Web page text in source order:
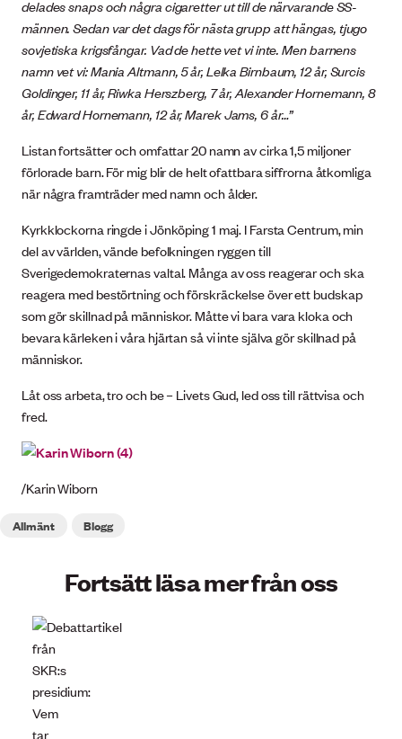
delades snaps och några cigaretter ut till de närvarande SS-
männen. Sedan var det dags för nästa grupp att hängas, tjugo
sovjetiska krigsfångar. Vad de hette vet vi inte. Men barnens
namn vet vi: Mania Altmann, 5 år, Lelka Birnbaum, 12 år, Surcis
Goldinger, 11 år, Riwka Herszberg, 7 år, Alexander Hornemann, 8
år, Edward Hornemann, 12 år, Marek Jams, 6 år…”
Listan fortsätter och omfattar 20 namn av cirka 1,5 miljoner
förlorade barn. För mig blir de helt ofattbara siffrorna åtkomliga
när några framträder med namn och ålder.
Kyrkklockorna ringde i Jönköping 1 maj. I Farsta Centrum, min
del av världen, vände befolkningen ryggen till
Sverigedemokraternas valtal. Många av oss reagerar och ska
reagera med bestörtning och förskräckelse över ett budskap
som gör skillnad på människor. Måtte vi bara vara kloka och
bevara kärleken i våra hjärtan så vi inte själva gör skillnad på
människor.
Låt oss arbeta, tro och be – Livets Gud, led oss till rättvisa och
fred.
/Karin Wiborn
Allmänt Blogg
Fortsätt läsa mer från oss